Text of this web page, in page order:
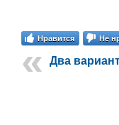
Нравится Не
Два